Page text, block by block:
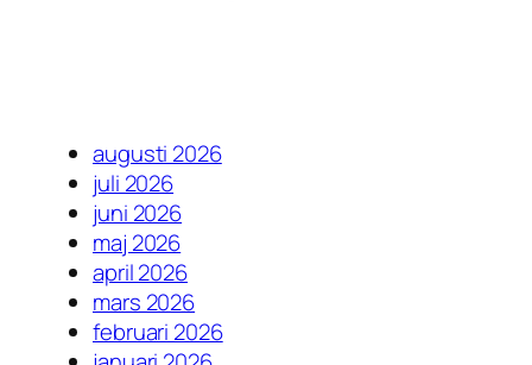
augusti 2026
juli 2026
juni 2026
maj 2026
april 2026
mars 2026
februari 2026